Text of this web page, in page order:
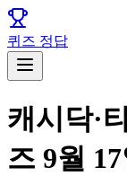
퀴즈 정답
캐시닥·
즈 9월